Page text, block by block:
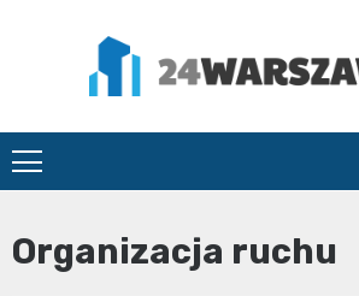
Organizacja ruchu